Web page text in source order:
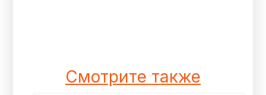
Смотрите также